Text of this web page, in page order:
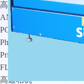
高灵敏相机
ANDOR
PCO
PhotoMetrics
Princeton Instruments
FLI
高速相机